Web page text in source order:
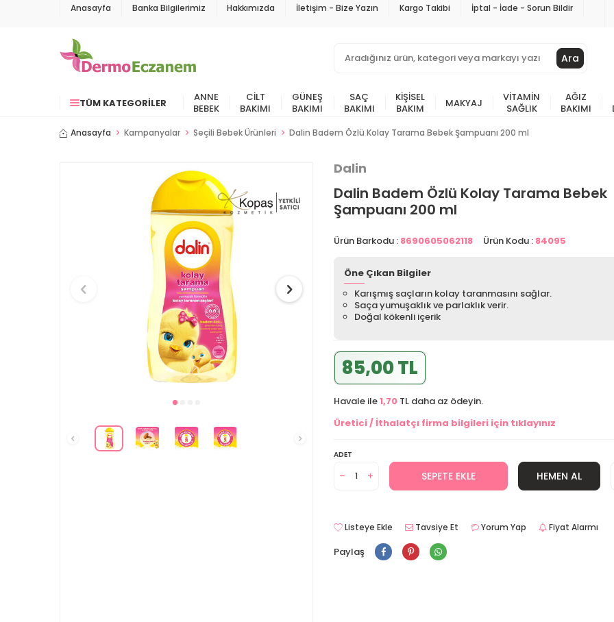
Anasayfa Banka Bilgilerimiz Hakkımızda İletişim - Bize Yazın Kargo Takibi İptal - İade - Sorun Bildir
Ara
TÜM KATEGORILER
ANNE
BEBEK
CILT
BAKIMI
GÜNEŞ
BAKIMI
SAÇ
BAKIMI
KIŞISEL
BAKIM
MAKYAJ
VITAMIN
SAĞLIK
AĞIZ
BAKIMI
Anasayfa Kampanyalar Seçili Bebek Ürünleri Dalin Badem Özlü Kolay Tarama Bebek Şampuanı 200 ml
Dalin
Dalin Badem Özlü Kolay Tarama Bebek
Şampuanı 200 ml
Ürün Barkodu : 8690605062118 Ürün Kodu : 84095
Öne Çıkan Bilgiler
Karışmış saçların kolay taranmasını sağlar.
Saça yumuşaklık ve parlaklık verir.
Doğal kökenli içerik
85,00 TL
Havale ile1,70 TL daha az ödeyin.
Üretici / İthalatçı firma bilgileri için tıklayınız
ADET
SEPETE EKLE HEMEN AL
Listeye Ekle Tavsiye Et Yorum Yap Fiyat Alarmı
Paylaş